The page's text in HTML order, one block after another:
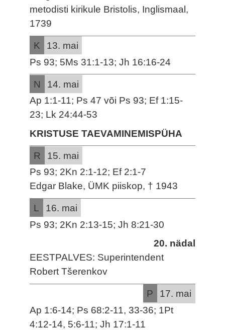
metodisti kirikule Bristolis, Inglismaal,
1739
K
13. mai
Ps 93; 5Ms 31:1-13; Jh 16:16-24
N
14. mai
Ap 1:1-11; Ps 47 või Ps 93; Ef 1:15-
23; Lk 24:44-53
KRISTUSE TAEVAMINEMISPÜHA
R
15. mai
Ps 93; 2Kn 2:1-12; Ef 2:1-7
Edgar Blake, ÜMK piiskop, † 1943
L
16. mai
Ps 93; 2Kn 2:13-15; Jh 8:21-30
20. nädal
EESTPALVES: Superintendent
Robert Tšerenkov
P
17. mai
Ap 1:6-14; Ps 68:2-11, 33-36; 1Pt
4:12-14, 5:6-11; Jh 17:1-11